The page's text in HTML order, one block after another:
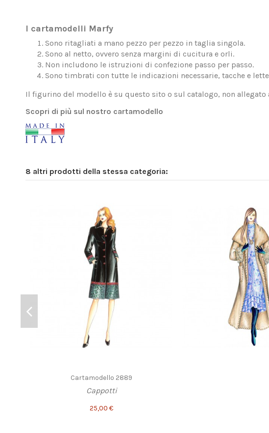
I cartamodelli Marfy
Sono ritagliati a mano pezzo per pezzo in taglia singola.
Sono al netto, ovvero senza margini di cucitura e orli.
Non includono le istruzioni di confezione passo per passo.
Sono timbrati con tutte le indicazioni necessarie, tacche e
Il figurino del modello è su questo sito o sul catalogo, non allegato
Scopri di più sul nostro cartamodello
8 altri prodotti della stessa categoria:
Cartamodello 2889
Cappotti
25,00 €